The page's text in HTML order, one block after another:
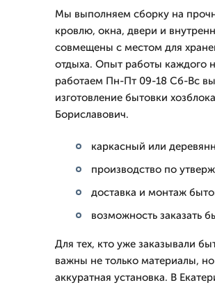
Мы выполняем сборку на
кровлю, окна, двери и
совмещены с местом для
отдыха. Опыт работы каждого
работаем Пн-Пт 09-18 Сб-Вс
изготовление бытовки
Бориславович.
каркасный или
производство по
доставка и монтаж
возможность заказать
Для тех, кто уже заказывали
важны не только материалы, но
аккуратная установка. В